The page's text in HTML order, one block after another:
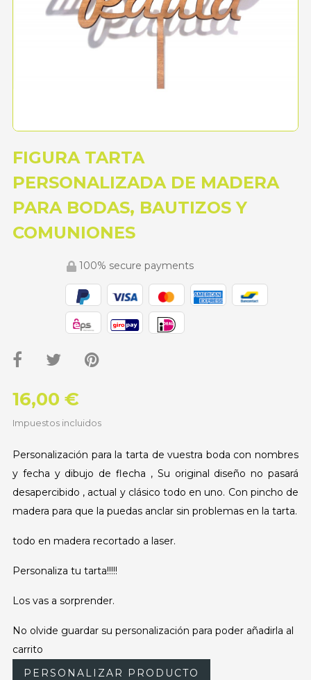
FIGURA TARTA
PERSONALIZADA DE MADERA
PARA BODAS, BAUTIZOS Y
COMUNIONES
100% secure payments
16,00 €
Impuestos incluidos
Personalización para la tarta de vuestra boda con nombres
y fecha y dibujo de flecha , Su original diseño no pasará
desapercibido , actual y clásico todo en uno. Con pincho de
madera para que la puedas anclar sin problemas en la tarta.
todo en madera recortado a laser.
Personaliza tu tarta!!!!!
Los vas a sorprender.
No olvide guardar su personalización para poder añadirla al
carrito
PERSONALIZAR PRODUCTO